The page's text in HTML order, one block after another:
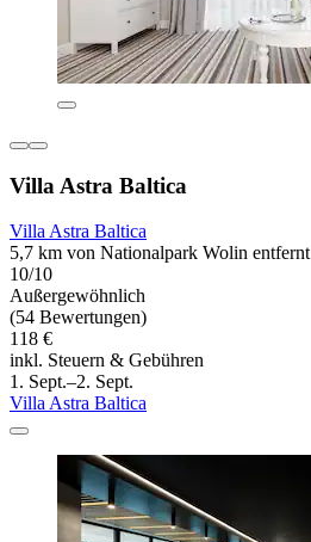
Villa Astra Baltica
Villa Astra Baltica
5,7 km von Nationalpark Wolin entfernt
10/10
Außergewöhnlich
(54 Bewertungen)
118 €
inkl. Steuern & Gebühren
1. Sept.–2. Sept.
Villa Astra Baltica